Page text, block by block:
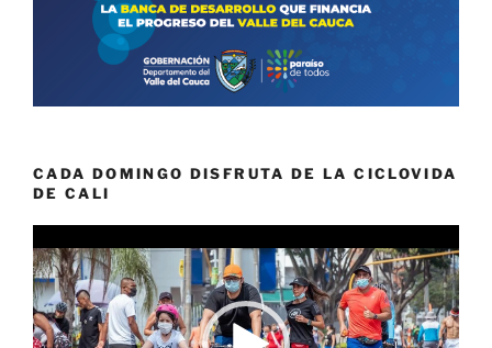
CADA DOMINGO DISFRUTA DE LA CICLOVIDA
DE CALI
de
vídeo